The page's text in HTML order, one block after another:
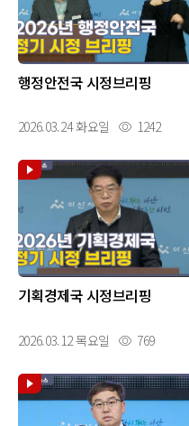
행정안전국 시정브리핑
2026.03.24 화요일 1242
기획경제국 시정브리핑
2026.03.12 목요일 769